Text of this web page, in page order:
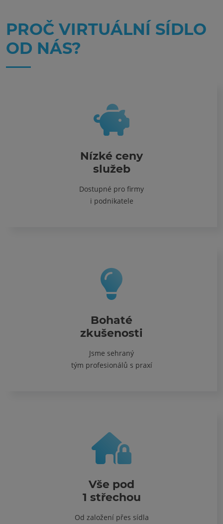
PROČ VIRTUÁLNÍ SÍDLO
OD NÁS?
Nízké ceny
služeb
Dostupné pro firmy
i podnikatele
Bohaté
zkušenosti
Jsme sehraný
tým profesionálů s praxí
Vše pod
1 střechou
Od založení přes sídla